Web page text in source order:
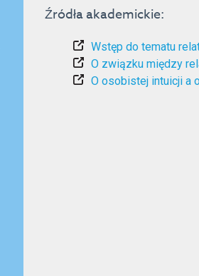
Źródła akademickie:
Wstęp do tematu
O związku między
O osobistej intuicji a